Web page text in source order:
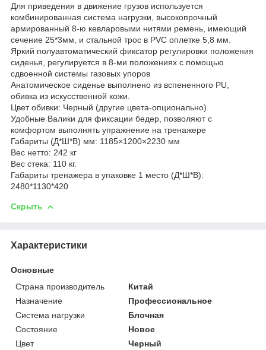
Для приведения в движение грузов используется
комбинированная система нагрузки, высокопрочный
армированный 8-ю кевларовыми нитями ремень, имеющий
сечение 25*3мм, и стальной трос в PVC оплетке 5,8 мм.
Яркий полуавтоматический фиксатор регулировки положения
сиденья, регулируется в 8-ми положениях с помощью
сдвоенной системы газовых упоров
Анатомическое сиденье выполнено из вспененного PU,
обивка из искусственной кожи.
Цвет обивки: Черный (другие цвета-опционально).
Удобные Валики для фиксации бедер, позволяют с
комфортом выполнять упражнение на тренажере
Габариты (Д*Ш*В) мм: 1185×1200×2230 мм
Вес нетто: 242 кг
Вес стека: 110 кг.
Габариты тренажера в упаковке 1 место (Д*Ш*В):
2480*1130*420
Скрыть
Характеристики
Основные
Страна производитель
Китай
Назначение
Профессиональное
Система нагрузки
Блочная
Состояние
Новое
Цвет
Черный